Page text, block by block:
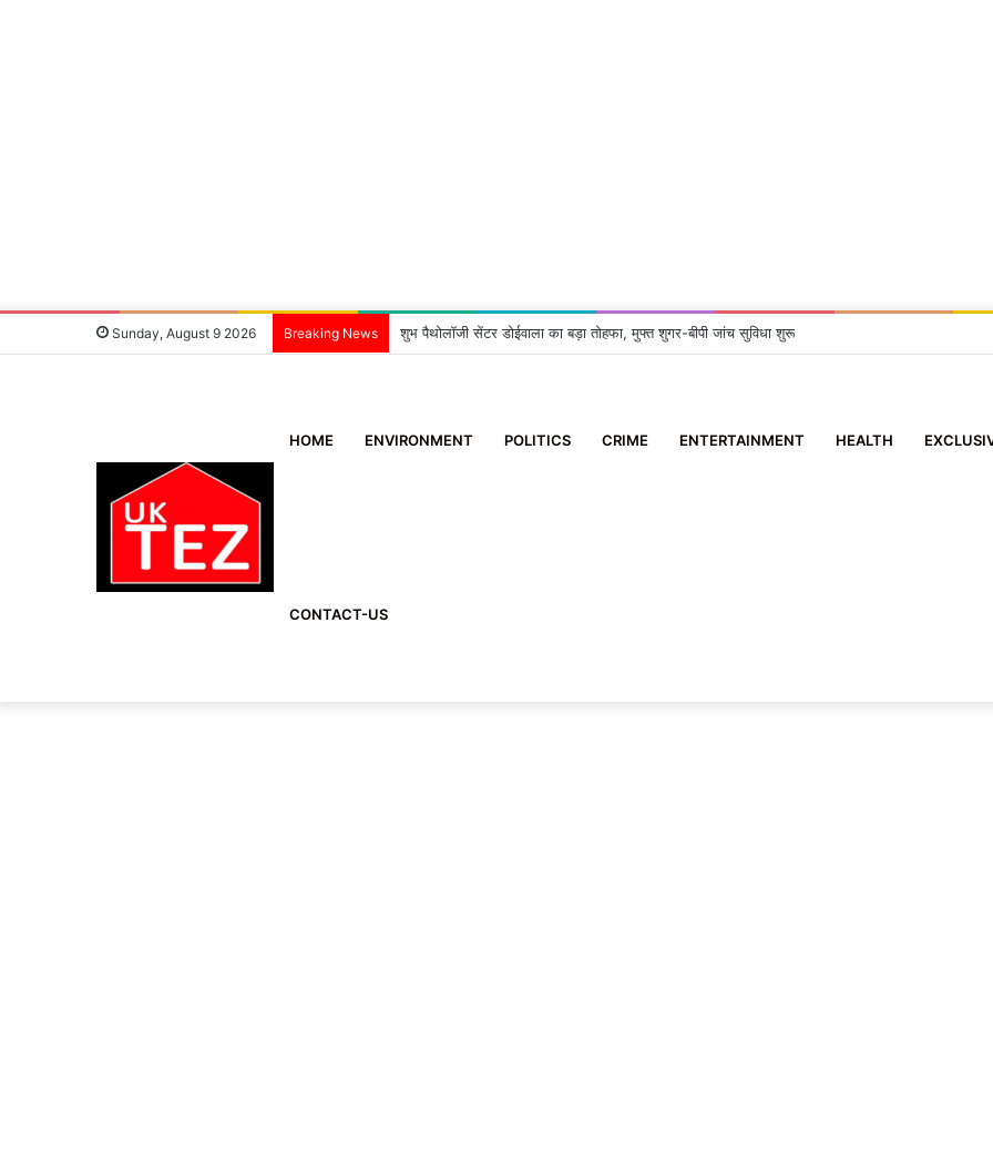
Sunday, August 9 2026 Breaking News शुभ पैथोलॉजी सेंटर डोईवाला का बड़ा तोहफा, मुफ्त शुगर-बीपी जांच सुविधा शुरू
HOME ENVIRONMENT POLITICS CRIME ENTERTAINMENT HEALTH
CONTACT-US